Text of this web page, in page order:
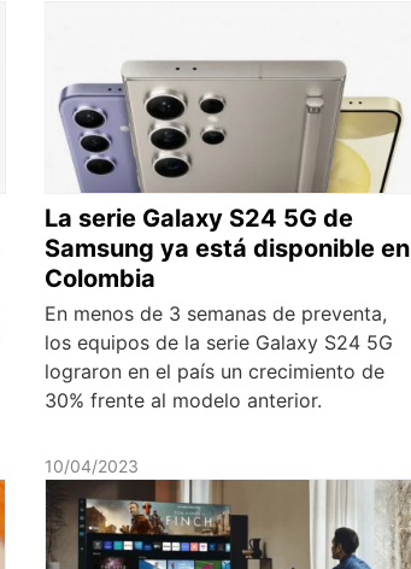
La serie Galaxy S24 5G de
Samsung ya está disponible en
Colombia
En menos de 3 semanas de preventa,
los equipos de la serie Galaxy S24 5G
lograron en el país un crecimiento de
30% frente al modelo anterior.
10/04/2023